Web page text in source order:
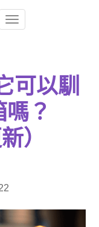
Toggle navigation
可以馴
？
）